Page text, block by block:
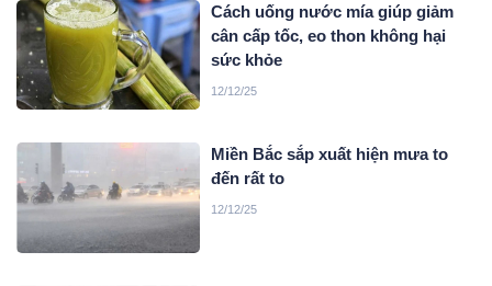
Cách uống nước mía giúp giảm
cân cấp tốc, eo thon không hại
sức khỏe
12/12/25
Miền Bắc sắp xuất hiện mưa to
đến rất to
12/12/25